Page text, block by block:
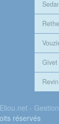
Givet
Revin
Eliou.net -
réservés